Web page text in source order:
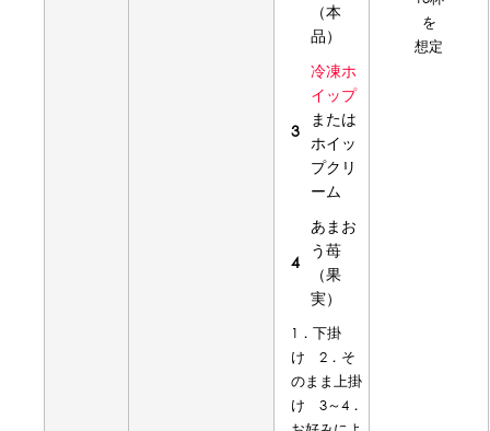
（本
品）
3
冷凍ホ
イップ
または
ホイッ
プクリ
ーム
4
あまお
う苺
（果
実）
1．下掛
け 2．そ
のまま上掛
け 3～4．
を
想定